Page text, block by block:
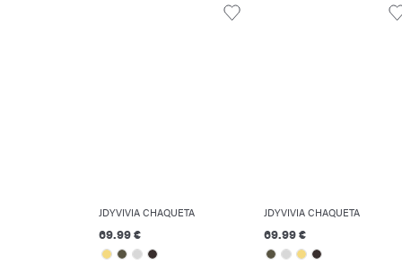
JDYVIVIA CHAQUETA
69.99 €
JDYVIVIA CHAQUETA
69.99 €